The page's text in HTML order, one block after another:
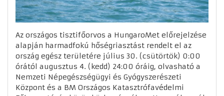
Az országos tisztifőorvos a HungaroMet előrejelzése
alapján harmadfokú hőségriasztást rendelt el az
ország egész területére július 30. (csütörtök) 0:00
órától augusztus 4. (kedd) 24:00 óráig, olvasható a
Nemzeti Népegészségügyi és Gyógyszerészeti
Központ és a BM Országos Katasztrófavédelmi